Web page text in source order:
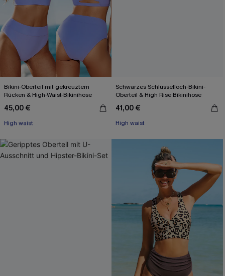
Bikini-Oberteil mit gekreuztem
Rücken & High-Waist-Bikinihose
45,00 €
Mit Gratis-Maßband
High waist
Schwarzes Schlüsselloch-Bikini-
Oberteil & High Rise Bikinihose
41,00 €
High waist